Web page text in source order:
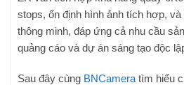
stops, ổn định hình ảnh tích hợp, và
thông minh, đáp ứng cả nhu cầu
quảng cáo và dự án sáng tạo độc
Sau đây cùng BNCamera tìm hiểu